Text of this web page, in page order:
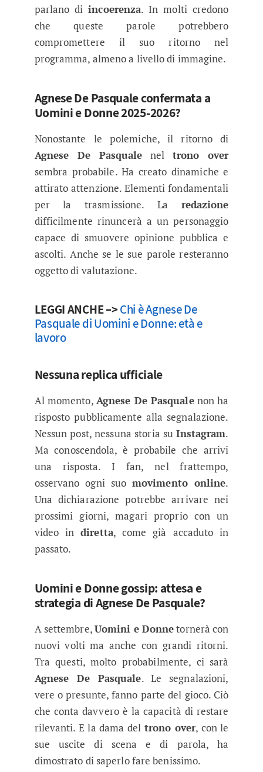
parlano diincoerenza. In molti credono
che queste parole potrebbero
compromettere il suo ritorno nel
programma, almeno a livello di immagine.
Agnese De Pasquale confermata a
Uomini e Donne 2025-2026?
Nonostante le polemiche, il ritorno di
Agnese De Pasquale nel trono over
sembra probabile. Ha creato dinamiche e
attirato attenzione. Elementi fondamentali
per la trasmissione. La redazione
difficilmente rinuncerà a un personaggio
capace di smuovere opinione pubblica e
ascolti. Anche se le sue parole resteranno
oggetto di valutazione.
LEGGI ANCHE –>Chi è Agnese De
Pasquale di Uomini e Donne: età e
lavoro
Nessuna replica ufficiale
Al momento, Agnese De Pasqualenon ha
risposto pubblicamente alla segnalazione.
Nessun post, nessuna storia suInstagram.
Ma conoscendola, è probabile che arrivi
una risposta. I fan, nel frattempo,
osservano ogni suo movimento online.
Una dichiarazione potrebbe arrivare nei
prossimi giorni, magari proprio con un
video indiretta, come già accaduto in
passato.
Uomini e Donne gossip: attesa e
strategia di Agnese De Pasquale?
A settembre,Uomini e Donnetornerà con
nuovi volti ma anche con grandi ritorni.
Tra questi, molto probabilmente, ci sarà
Agnese De Pasquale. Le segnalazioni,
vere o presunte, fanno parte del gioco. Ciò
che conta davvero è la capacità di restare
rilevanti. E la dama del trono over, con le
sue uscite di scena e di parola, ha
dimostrato di saperlo fare benissimo.